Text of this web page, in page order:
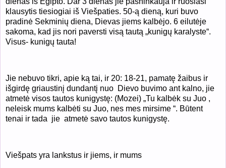
klausytis tiesiogiai iš Viešpaties. 50-ą dieną, kuri buvo
pradinė Sekminių diena, Dievas jiems kalbėjo. 6 eilutėje
sakoma, kad jis nori paversti visą tautą „kunigų karalyste“.
Visus- kunigų tauta!
Jie nebuvo tikri, apie ką tai, ir 20: 18-21, pamatę žaibus ir
išgirdę griaustinį dundantį nuo Dievo buvimo ant kalno, jie
atmetė visos tautos kunigystę: (Mozei) „Tu kalbėk su Juo ,
neleisk mums kalbėti su Juo, nes mes mirsime “. Būtent
tenai ir tada jie atmetė savo tautos kunigystę.
Viešpats yra lankstus ir jiems, ir mums